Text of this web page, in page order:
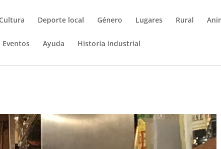
Cultura Deporte local Género Lugares Rural
Eventos Ayuda Historia industrial